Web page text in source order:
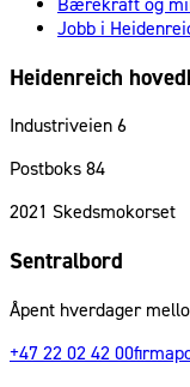
Jobb i
Heidenreich
Industriveien 6
Postboks 84
2021 Skedsmokorset
Sentralbord
Åpent hverdager
+47 22 02 42 00